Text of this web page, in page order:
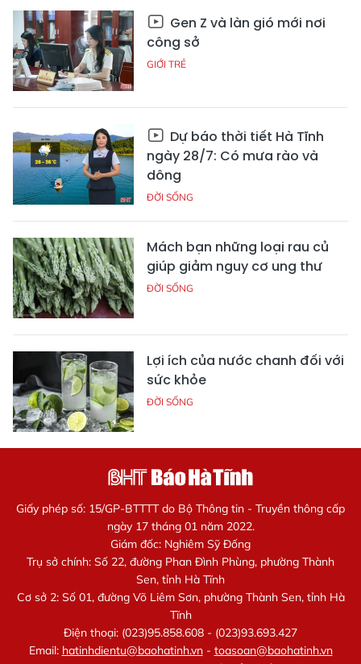
Gen Z và làn gió mới nơi
công sở
GIỚI TRẺ
Dự báo thời tiết Hà Tĩnh
ngày 28/7: Có mưa rào và
dông
ĐỜI SỐNG
Mách bạn những loại rau củ
giúp giảm nguy cơ ung thư
ĐỜI SỐNG
Lợi ích của nước chanh đối với
sức khỏe
ĐỜI SỐNG
Giấy phép số: 15/GP-BTTTT do Bộ Thông tin - Truyền thông cấp
ngày 17 tháng 01 năm 2022.
Giám đốc: Nghiêm Sỹ Đống
Trụ sở chính: Số 22, đường Phan Đình Phùng, phường Thành
Sen, tỉnh Hà Tĩnh
Cơ sở 2: Số 01, đường Võ Liêm Sơn, phường Thành Sen, tỉnh Hà
Tĩnh
Điện thoại: (023)95.858.608 - (023)93.693.427
Email: hatinhdientu@baohatinh.vn- toasoan@baohatinh.vn